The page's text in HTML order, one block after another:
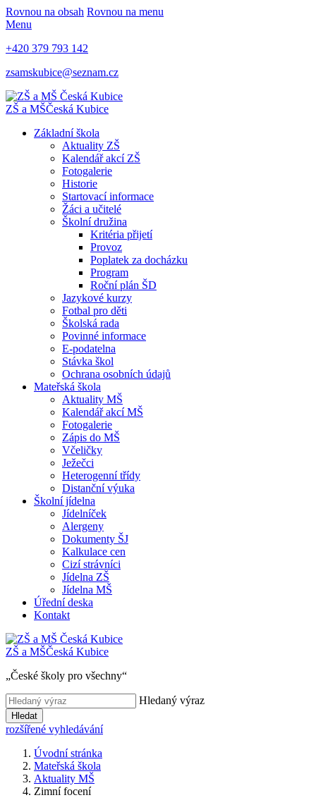
Rovnou na obsah Rovnou na menu
Menu
+420 379 793 142
zsamskubice@seznam.cz
ZŠ a MŠČeská Kubice
Základní škola
Aktuality ZŠ
Kalendář akcí ZŠ
Fotogalerie
Historie
Startovací informace
Žáci a učitelé
Školní družina
Kritéria přijetí
Provoz
Poplatek za docházku
Program
Roční plán ŠD
Jazykové kurzy
Fotbal pro děti
Školská rada
Povinné informace
E-podatelna
Stávka škol
Ochrana osobních údajů
Mateřská škola
Aktuality MŠ
Kalendář akcí MŠ
Fotogalerie
Zápis do MŠ
Včeličky
Ježečci
Heterogenní třídy
Distanční výuka
Školní jídelna
Jídelníček
Alergeny
Dokumenty ŠJ
Kalkulace cen
Cizí strávníci
Jídelna ZŠ
Jídelna MŠ
Úřední deska
Kontakt
ZŠ a MŠČeská Kubice
„České školy pro všechny“
Hledaný výraz
Hledat
rozšířené vyhledávání
Úvodní stránka
Mateřská škola
Aktuality MŠ
Zimní focení